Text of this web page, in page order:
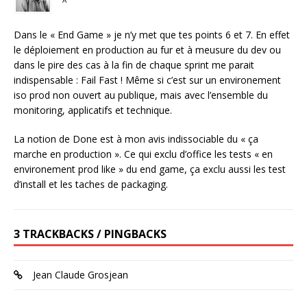
Dans le « End Game » je n’y met que tes points 6 et 7. En effet
le déploiement en production au fur et à meusure du dev ou
dans le pire des cas à la fin de chaque sprint me parait
indispensable : Fail Fast ! Même si c’est sur un environement
iso prod non ouvert au publique, mais avec l’ensemble du
monitoring, applicatifs et technique.
La notion de Done est à mon avis indissociable du « ça
marche en production ». Ce qui exclu d’office les tests « en
environement prod like » du end game, ça exclu aussi les test
d’install et les taches de packaging.
3 TRACKBACKS / PINGBACKS
Jean Claude Grosjean